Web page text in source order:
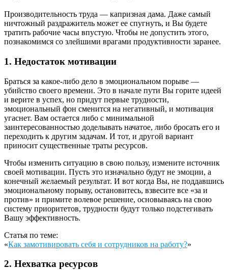
Производительность труда — капризная дама. Даже самый
ничтожный раздражитель может ее спугнуть, и Вы будете
тратить рабочие часы впустую. Чтобы не допустить этого,
познакомимся со злейшими врагами продуктивности заранее.
1. Недостаток мотивации
Браться за какое-либо дело в эмоциональном порыве —
убийство своего времени. Это в начале пути Вы горите идеей
и верите в успех, но придут первые трудности,
эмоциональный фон сменится на негативный, и мотивация
угаснет. Вам остается либо с минимальной
заинтересованностью доделывать начатое, либо бросать его и
переходить к другим задачам. И тот, и другой вариант
приносит существенные траты ресурсов.
Чтобы изменить ситуацию в свою пользу, измените источник
своей мотивации. Пусть это изначально будут не эмоции, а
конечный желаемый результат. И вот когда Вы, не поддавшись
эмоциональному порыву, остановитесь, взвесите все «за и
против» и примите волевое решение, основываясь на свою
систему приоритетов, трудности будут только подстегивать
Вашу эффективность.
Статья по теме:
«Как замотивировать себя и сотрудников на работу?»
2. Нехватка ресурсов